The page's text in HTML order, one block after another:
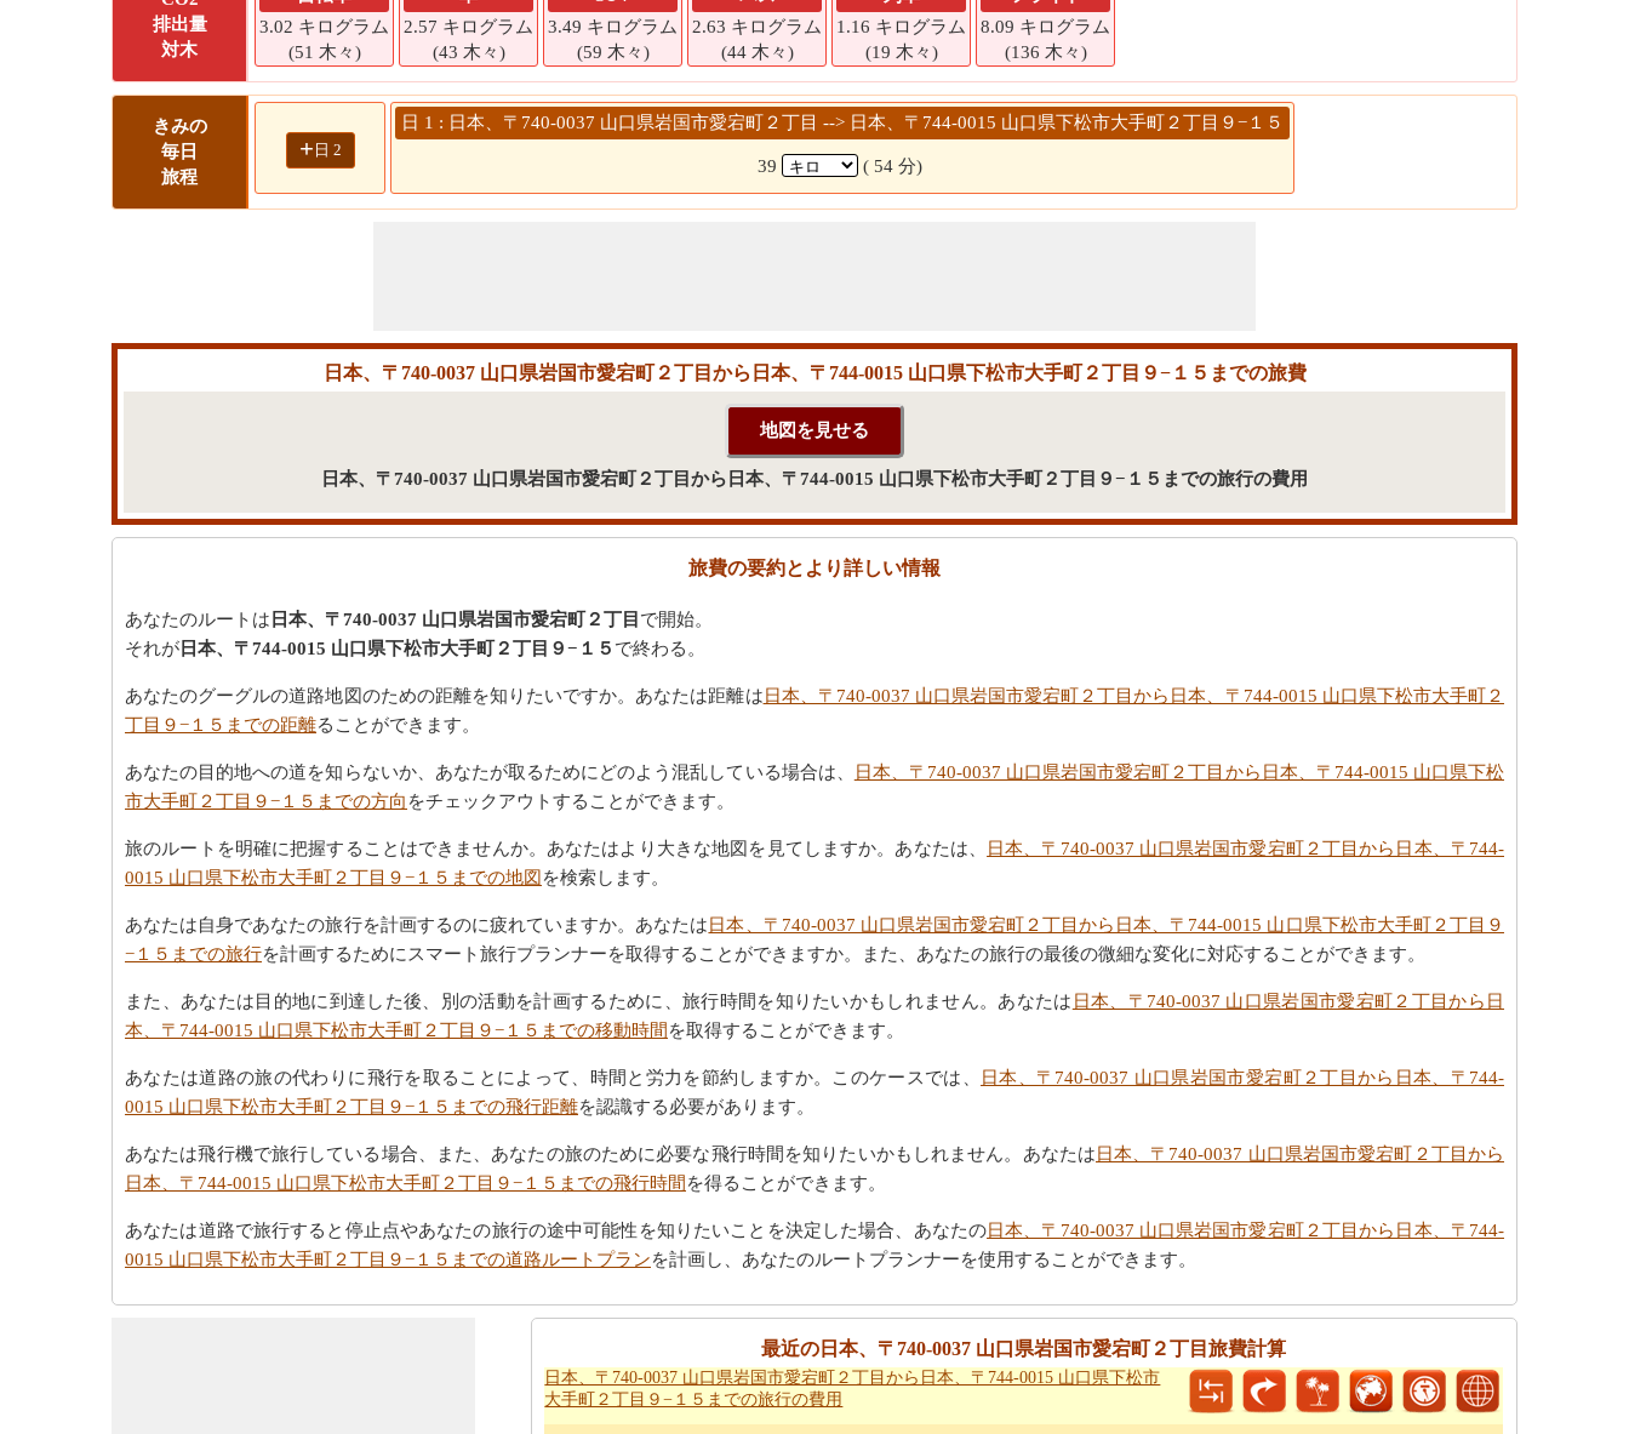
排出量
対木
3.02 キログラム
(51 木々)
2.57 キログラム
(43 木々)
3.49 キログラム
(59 木々)
2.63 キログラム
(44 木々)
1.16 キログラム
(19 木々)
8.09 キログラム
(136 木々)
きみの
毎日
旅程
+ 日 2
日 1 : 日本、〒740-0037 山口県岩国市愛宕町２丁目 --> 日本、〒744-0015 山口県下松市大手町２丁目９−１５
39 ( 54 分)
日本、〒740-0037 山口県岩国市愛宕町２丁目から日本、〒744-0015 山口県下松市大手町２丁目９−１５までの旅費
日本、〒740-0037 山口県岩国市愛宕町２丁目から日本、〒744-0015 山口県下松市大手町２丁目９−１５までの旅行の費用
旅費の要約とより詳しい情報
あなたのルートは 日本、〒740-0037 山口県岩国市愛宕町２丁目 で開始。
それが 日本、〒744-0015 山口県下松市大手町２丁目９−１５ で終わる。
あなたのグーグルの道路地図のための距離を知りたいですか。あなたは距離は日本、〒740-0037 山口県岩国市愛宕町２丁目から日本、〒744-0015 山口県下松市大手町２
丁目９−１５までの距離ることができます。
あなたの目的地への道を知らないか、あなたが取るためにどのよう混乱している場合は、
日本、〒740-0037 山口県岩国市愛宕町２丁目から日本、〒744-0015 山口県下松
市大手町２丁目９−１５までの方向 をチェックアウトすることができます。
旅のルートを明確に把握することはできませんか。あなたはより大きな地図を見てしますか。あなたは、
日本、〒740-0037 山口県岩国市愛宕町２丁目から日本、〒744-
0015 山口県下松市大手町２丁目９−１５までの地図を検索します。
あなたは自身であなたの旅行を計画するのに疲れていますか。あなたは日本、〒740-0037 山口県岩国市愛宕町２丁目から日本、〒744-0015 山口県下松市大手町２丁目９
−１５までの旅行を計画するためにスマート旅行プランナーを取得することができますか。また、あなたの旅行の最後の微細な変化に対応することができます。
また、あなたは目的地に到達した後、別の活動を計画するために、旅行時間を知りたいかもしれません。あなたは 日本、〒740-0037 山口県岩国市愛宕町２丁目から日
本、〒744-0015 山口県下松市大手町２丁目９−１５までの移動時間を取得することができます。
あなたは道路の旅の代わりに飛行を取ることによって、時間と労力を節約しますか。このケースでは、
日本、〒740-0037 山口県岩国市愛宕町２丁目から日本、〒744-
0015 山口県下松市大手町２丁目９−１５までの飛行距離を認識する必要があります。
あなたは飛行機で旅行している場合、また、あなたの旅のために必要な飛行時間を知りたいかもしれません。あなたは日本、〒740-0037 山口県岩国市愛宕町２丁目から
日本、〒744-0015 山口県下松市大手町２丁目９−１５までの飛行時間を得ることができます。
あなたは道路で旅行すると停止点やあなたの旅行の途中可能性を知りたいことを決定した場合、あなたの日本、〒740-0037 山口県岩国市愛宕町２丁目から日本、〒744-
0015 山口県下松市大手町２丁目９−１５までの道路ルートプランを計画し、あなたのルートプランナーを使用することができます。
最近の日本、〒740-0037 山口県岩国市愛宕町２丁目旅費計算
日本、〒740-0037 山口県岩国市愛宕町２丁目から日本、〒744-0015 山口県下松市
大手町２丁目９−１５までの旅行の費用